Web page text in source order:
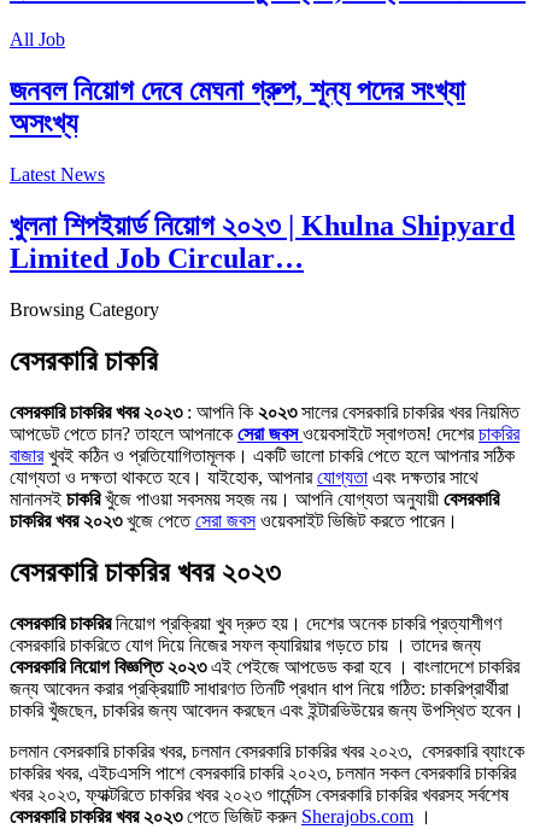
All Job
জনবল নিয়োগ দেবে মেঘনা গ্রুপ, শূন্য পদের সংখ্যা
অসংখ্য
Latest News
খুলনা শিপইয়ার্ড নিয়োগ ২০২৩ | Khulna Shipyard
Limited Job Circular…
Browsing Category
বেসরকারি চাকরি
বেসরকারি চাকরির খবর ২০২৩: আপনি কি ২০২৩সালের বেসরকারি চাকরির খবর নিয়মিত
আপডেট পেতে চান? তাহলে আপনাকে সেরা জবস ওয়েবসাইটে স্বাগতম! দেশেরচাকরির
বাজারখুবই কঠিন ও প্রতিযোগিতামূলক। একটি ভালো চাকরি পেতে হলে আপনার সঠিক
যোগ্যতা ও দক্ষতা থাকতে হবে। যাইহোক, আপনারযোগ্যতা এবং দক্ষতার সাথে
মানানসই চাকরিখুঁজে পাওয়া সবসময় সহজ নয়। আপনি যোগ্যতা অনুযায়ী বেসরকারি
চাকরির খবর ২০২৩খুজে পেতেসেরা জবসওয়েবসাইট ভিজিট করতে পারেন।
বেসরকারি চাকরির খবর ২০২৩
বেসরকারি চাকরিরনিয়োগ প্রক্রিয়া খুব দ্রুত হয়। দেশের অনেক চাকরি প্রত্যাশীগণ
বেসরকারি চাকরিতে যোগ দিয়ে নিজের সফল ক্যারিয়ার গড়তে চায় । তাদের জন্য
বেসরকারি নিয়োগ বিজ্ঞপ্তি ২০২৩এই পেইজে আপডেড করা হবে । বাংলাদেশে চাকরির
জন্য আবেদন করার প্রক্রিয়াটি সাধারণত তিনটি প্রধান ধাপ নিয়ে গঠিত: চাকরিপ্রার্থীরা
চাকরি খুঁজছেন, চাকরির জন্য আবেদন করছেন এবং ইন্টারভিউয়ের জন্য উপস্থিত হবেন।
চলমান বেসরকারি চাকরির খবর, চলমান বেসরকারি চাকরির খবর ২০২৩, বেসরকারি ব্যাংকে
চাকরির খবর, এইচএসসি পাশে বেসরকারি চাকরি ২০২৩, চলমান সকল বেসরকারি চাকরির
খবর ২০২৩, ফ্যাক্টরিতে চাকরির খবর ২০২৩ গার্মেন্টস বেসরকারি চাকরির খবরসহ সর্বশেষ
বেসরকারি চাকরির খবর ২০২৩পেতে ভিজিট করুন Sherajobs.com ।